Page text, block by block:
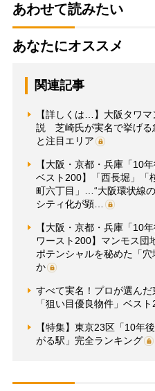
あわせて読みたい
あなたにオススメ
関連記事
【詳しくは…】大阪タワ
説 芝崎氏が実名で挙げる
と注目エリア
【大阪・京都・兵庫「10
ベスト200】「西長堀」「
町六丁目」…“大阪環状線
シティ化が顕…
【大阪・京都・兵庫「10
ワースト200】マンモス
ポテンシャルを秘めた「
か
すべて実名！プロが選ん
「狙い目優良物件」ベスト
【特集】東京23区「10年
がる駅」完全ランキング